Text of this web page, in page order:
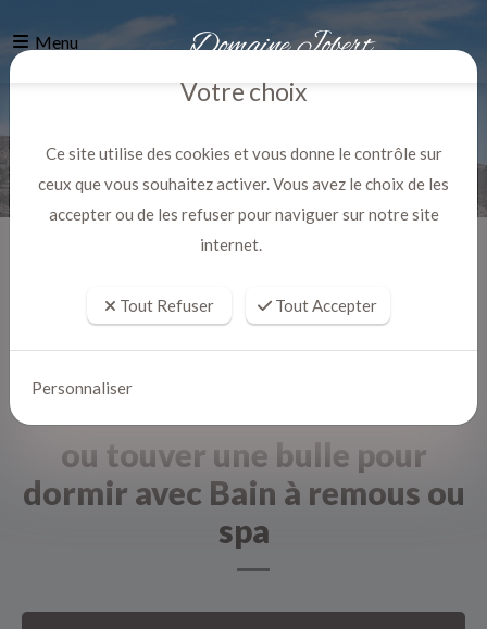
Menu
ou touver une bulle pour
dormir avec Bain à remous ou
spa
Votre choix
Ce site utilise des cookies et vous donne le contrôle sur
ceux que vous souhaitez activer. Vous avez le choix de les
accepter ou de les refuser pour naviguer sur notre site
internet.
Tout Refuser Tout Accepter
Personnaliser